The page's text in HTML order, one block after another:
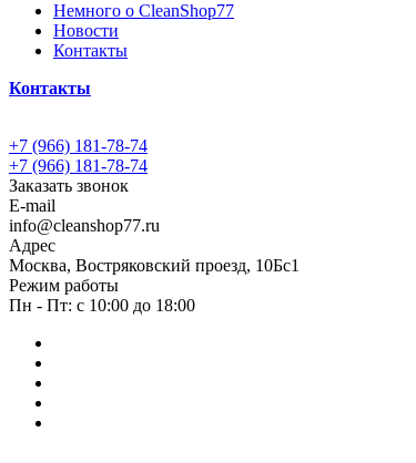
Немного о CleanShop77
Новости
Контакты
Контакты
+7 (966) 181-78-74
+7 (966) 181-78-74
Заказать звонок
E-mail
info@cleanshop77.ru
Адрес
Москва, Востряковский проезд, 10Бс1
Режим работы
Пн - Пт: с 10:00 до 18:00